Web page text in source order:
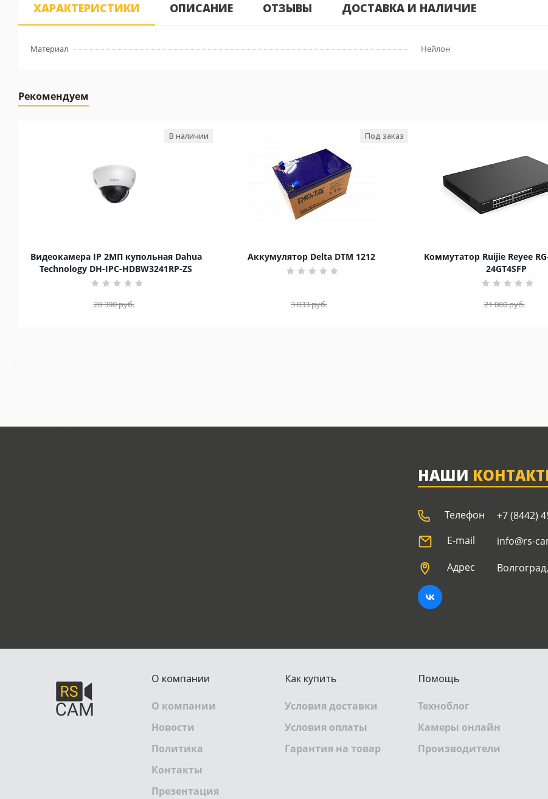
ХАРАКТЕРИСТИКИ ОПИСАНИЕ ОТЗЫВЫ ДОСТАВКА И НАЛИЧИЕ
Материал Нейлон
Рекомендуем
Видеокамера IP 2МП купольная Dahua
Technology DH-IPC-HDBW3241RP-ZS
В наличии
28 390руб.
Аккумулятор Delta DTM 1212
Под заказ
3 833руб.
Коммутатор Ruijie Reyee
24GT4SFP
21 000руб.
НАШИ
Телефон +7 (8442)
E-mail
info@rs-
Адрес
О компании
О компании
Новости
Политика
Контакты
Презентация
Как купить
Условия доставки
Условия оплаты
Гарантия на товар
Помощь
Техноблог
Камеры онлайн
Производители